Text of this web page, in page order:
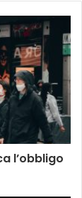
l’obbligo